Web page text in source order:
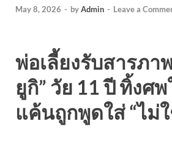
May 8, 2026 - byAdmin - Leave a
พ่อเลี้ยงรับสารภา
ยูกิ” วัย 11 ปี ทิ้งศ
แค้นถูกพูดใส่ “ไม่